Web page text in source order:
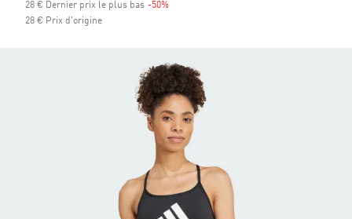
28 € Dernier prix le plus bas -50%
28 € Prix d'origine